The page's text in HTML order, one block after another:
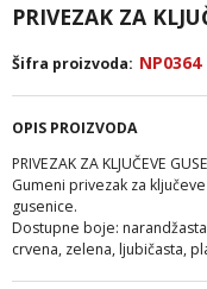
PRIVEZAK ZA
Šifra proizvoda: NP0364
OPIS PROIZVODA
PRIVEZAK ZA KLJUČEVE
Gumeni privezak za
gusenice.
Dostupne boje:
crvena, zelena, ljubičasta,